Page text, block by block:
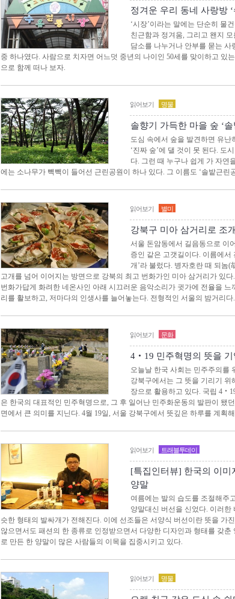
정겨운 우리 동네 사랑방 ‘
‘시장’이라는 말에는 단순히 물
친근함과 정겨움, 그리고 왠지
담소를 나누거나 안부를 묻는
중 하나였다. 사람으로 치자면 어느덧 중년의 나이인 50세를 맞이하고 있
으로 함께 떠나 보자.
읽어보기 명물
솔향기 가득한 마을 숲 ‘솔
도심 속에서 숲을 발견하면 유
‘진짜 숲’에 댈 것이 못 된다. 도
다. 그런 때 누구나 쉽게 가 자연
에는 소나무가 빽빽이 들어선 근린공원이 하나 있다. 그 이름도 ‘솔밭근린
읽어보기 별미
강북구 미아 삼거리로 조
서울 돈암동에서 길음동으로 이
증인 같은 고갯길이다. 이름에서
개’라 불렀다. 병자호란 때 되놈(
고개를 넘어 이어지는 방면으로 강북의 최고 번화가인 미아 삼거리가 있
번화가답게 화려한 네온사인 아래 시끄러운 음악소리가 귓가에 전율을
리를 활보하고, 저마다의 인생사를 늘어놓는다. 전형적인 서울의 밤거리다.
읽어보기 문화
4‧19 민주혁명의 뜻을 기
오늘날 한국 사회는 민주주의를
강북구에서는 그 뜻을 기리기 위
장으로 활용하고 있다. 국립
은 한국의 대표적인 민주혁명으로, 그 후 일어난 민주화운동의 발판이 됐
면에서 큰 의미를 지닌다. 4월 19일, 서울 강북구에서 뜻깊은 하루를 계획
읽어보기 트래블투데이
[특집인터뷰] 한국의 이미
양말
여름에는 발의 습도를 조절해주
양말대신 버선을 신었다. 이러한
슷한 형태의 발싸개가 전해진다. 이에 선조들은 서양식 버선이란 뜻을 가
않으면서도 패션의 한 종류로 인정받으면서 다양한 디자인과 형태를 갖
로 만든 한 양말이 많은 사람들의 이목을 집중시키고 있다.
읽어보기 명물